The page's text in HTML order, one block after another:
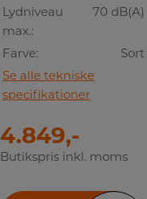
Lydniveau
max.:
70 dB(A)
Farve:
Sort
Se alle tekniske
specifikationer
4.849,-
Butikspris inkl. moms